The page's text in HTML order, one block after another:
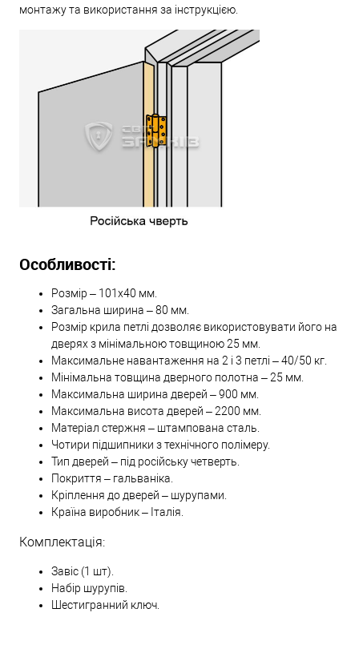
монтажу та використання за інструкцією.
Особливості:
Розмір – 101х40 мм.
Загальна ширина – 80 мм.
Розмір крила петлі дозволяє використовувати його на
дверях з мінімальною товщиною 25 мм.
Максимальне навантаження на 2 і 3 петлі – 40/50 кг.
Мінімальна товщина дверного полотна – 25 мм.
Максимальна ширина дверей – 900 мм.
Максимальна висота дверей – 2200 мм.
Матеріал стержня – штампована сталь.
Чотири підшипники з технічного полімеру.
Тип дверей – під російську четверть.
Покриття – гальваніка.
Кріплення до дверей – шурупами.
Країна виробник – Італія.
Комплектація:
Завіс (1 шт).
Набір шурупів.
Шестигранний ключ.